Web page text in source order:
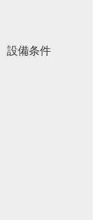
設備条件